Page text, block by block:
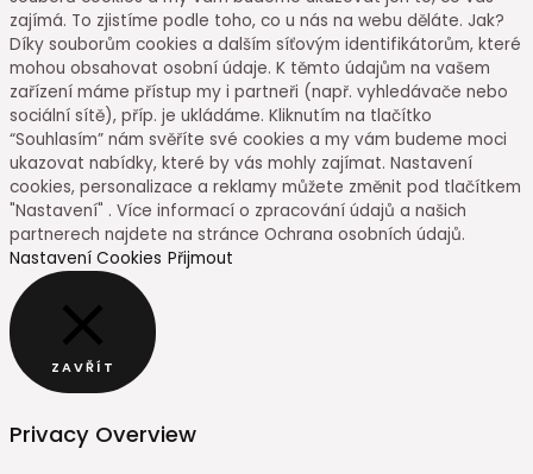
zajímá. To zjistíme podle toho, co u nás na webu děláte. Jak?
Díky souborům cookies a dalším síťovým identifikátorům, které
mohou obsahovat osobní údaje. K těmto údajům na vašem
zařízení máme přístup my i partneři (např. vyhledávače nebo
sociální sítě), příp. je ukládáme. Kliknutím na tlačítko
“Souhlasím” nám svěříte své cookies a my vám budeme moci
ukazovat nabídky, které by vás mohly zajímat. Nastavení
cookies, personalizace a reklamy můžete změnit pod tlačítkem
"Nastavení" . Více informací o zpracování údajů a našich
partnerech najdete na stránce Ochrana osobních údajů.
Nastavení Cookies Přijmout
ZAVŘÍT
Privacy Overview